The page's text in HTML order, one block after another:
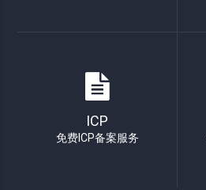
ICP
免费ICP备案服务